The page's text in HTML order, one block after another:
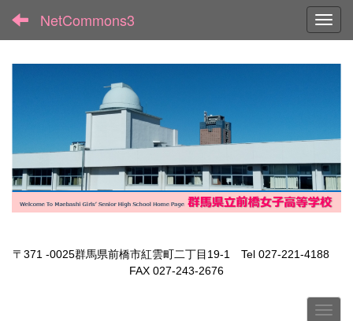
NetCommons3
〒371 -0025群馬県前橋市紅雲町二丁目19-1 Tel 027-221-4188
FAX 027-243-2676